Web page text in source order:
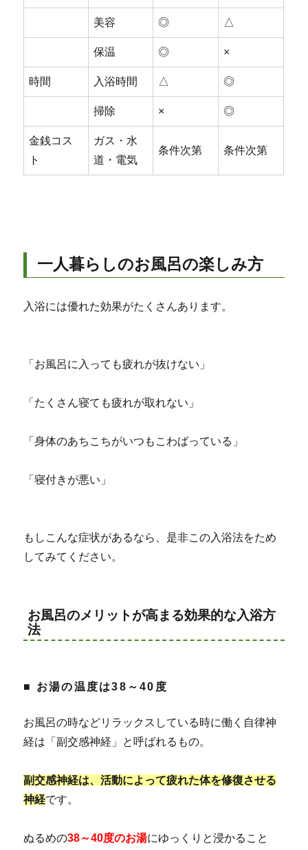
美容 ◎ △
保温 ◎ ×
時間 入浴時間 △ ◎
掃除 × ◎
金銭コス
ト
ガス・水
道・電気
条件次第 条件次第
一人暮らしのお風呂の楽しみ方
入浴には優れた効果がたくさんあります。
「お風呂に入っても疲れが抜けない」
「たくさん寝ても疲れが取れない」
「身体のあちこちがいつもこわばっている」
「寝付きが悪い」
もしこんな症状があるなら、是非この入浴法をため
してみてください。
お風呂のメリットが高まる効果的な入浴方
法
■ お湯の温度は38～40度
お風呂の時などリラックスしている時に働く自律神
経は「副交感神経」と呼ばれるもの。
副交感神経は、活動によって疲れた体を修復させる
神経です。
ぬるめの38～40度のお湯にゆっくりと浸かること